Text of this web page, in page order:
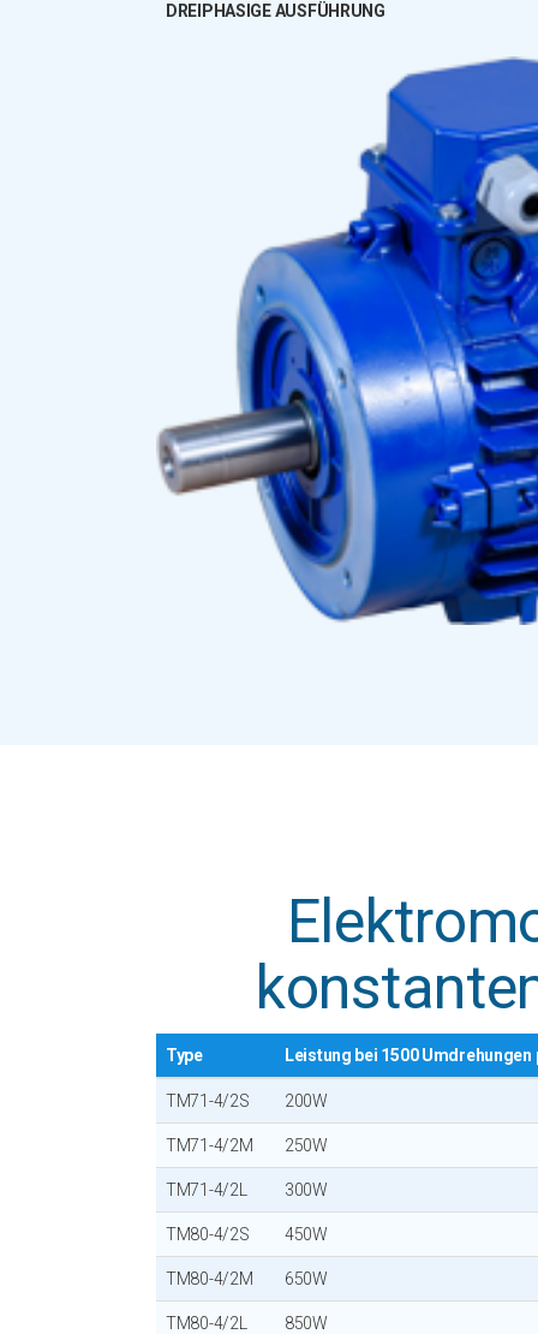
DREIPHASIGE AUSFÜHRUNG
Type Leistung bei 1500 Umdrehungen
TM71-4/2S 200W
TM71-4/2M 250W
TM71-4/2L 300W
TM80-4/2S 450W
TM80-4/2M 650W
TM80-4/2L 850W